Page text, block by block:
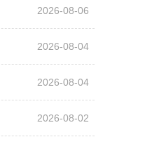
2026-08-06
2026-08-04
2026-08-04
2026-08-02